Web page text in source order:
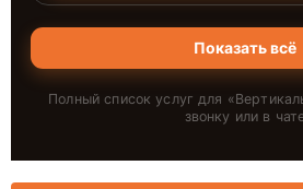
Показать всё
Полный список услуг для «
звонку или в